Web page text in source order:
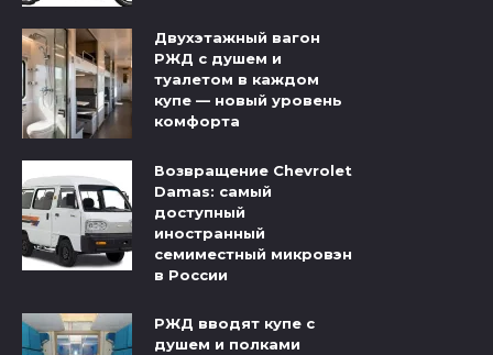
Двухэтажный вагон
РЖД с душем и
туалетом в каждом
купе — новый уровень
комфорта
Возвращение Chevrolet
Damas: самый
доступный
иностранный
семиместный микровэн
в России
РЖД вводят купе с
душем и полками